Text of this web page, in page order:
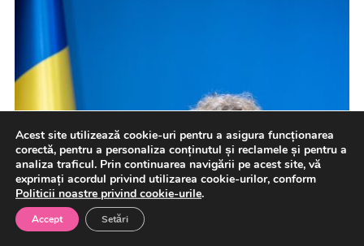
Acest site utilizează cookie-uri pentru a asigura funcționarea
corectă, pentru a personaliza conținutul și reclamele și pentru a
analiza traficul. Prin continuarea navigării pe acest site, vă
exprimați acordul privind utilizarea cookie-urilor, conform
Politicii noastre privind cookie-urile.
Accept Setări